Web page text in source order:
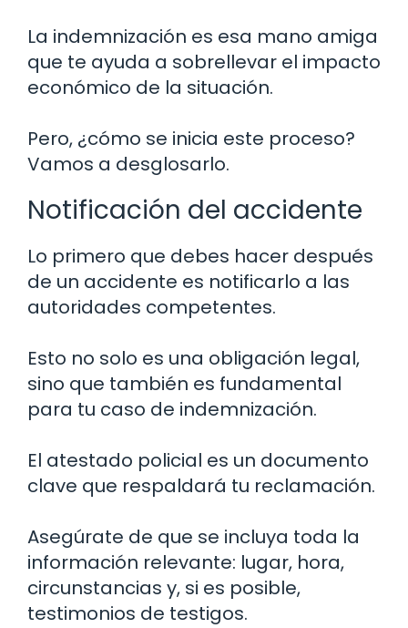
La indemnización es esa mano amiga
que te ayuda a sobrellevar el impacto
económico de la situación.
Pero, ¿cómo se inicia este proceso?
Vamos a desglosarlo.
Notificación del accidente
Lo primero que debes hacer después
de un accidente es notificarlo a las
autoridades competentes.
Esto no solo es una obligación legal,
sino que también es fundamental
para tu caso de indemnización.
El atestado policial es un documento
clave que respaldará tu reclamación.
Asegúrate de que se incluya toda la
información relevante: lugar, hora,
circunstancias y, si es posible,
testimonios de testigos.